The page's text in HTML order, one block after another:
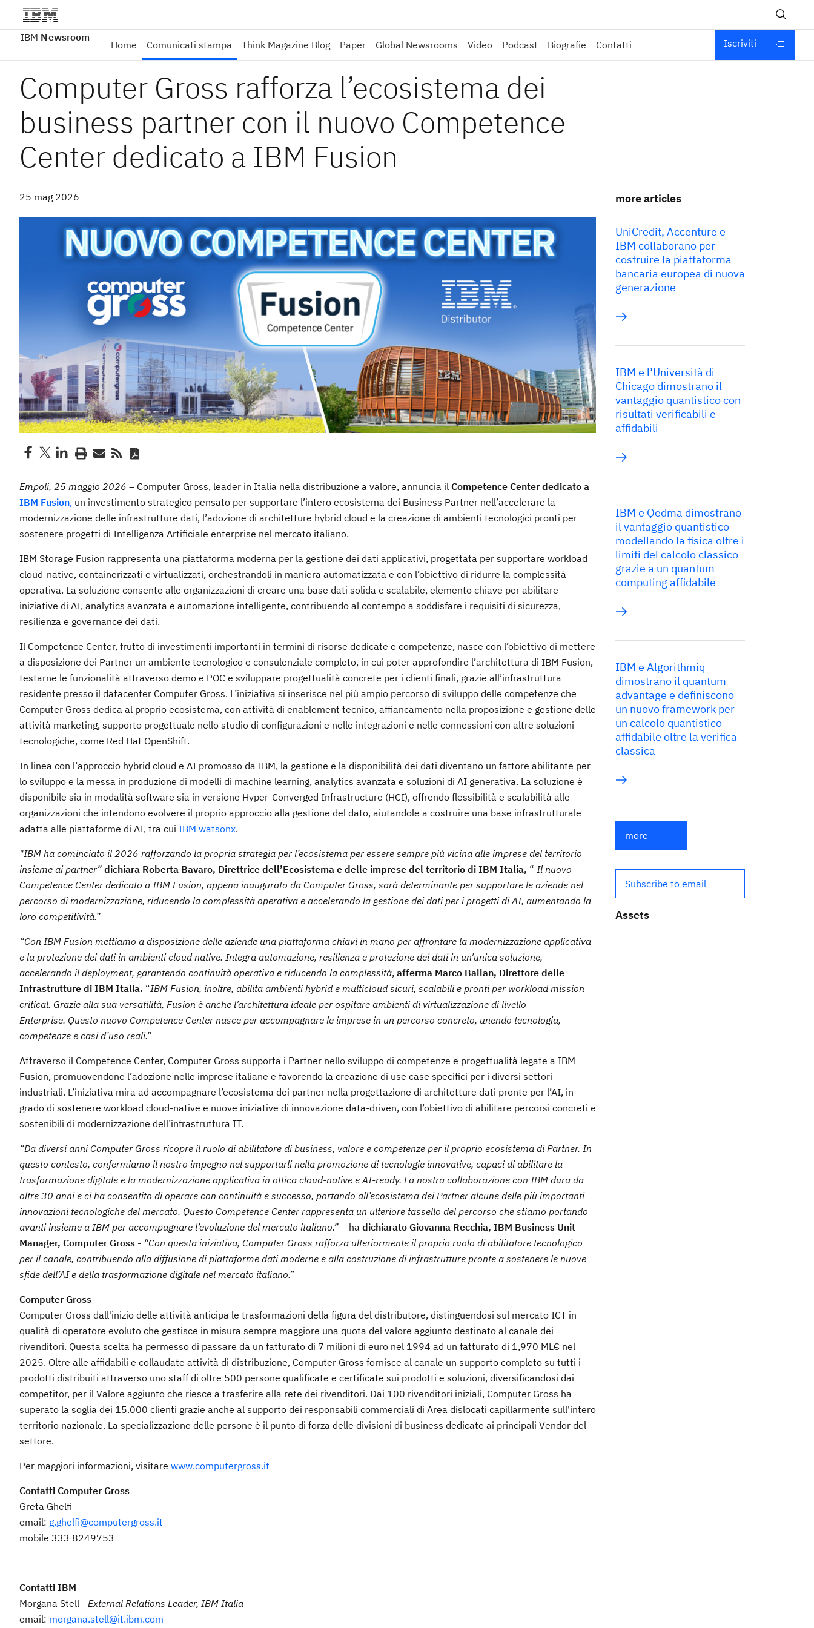
IBM Newsroom
Home Comunicati stampa Think Magazine Blog Paper Global Newsrooms Video Podcast Biografie Contatti Iscriviti
Computer Gross rafforza l’ecosistema dei
business partner con il nuovo Competence
Center dedicato a IBM Fusion
25 mag 2026
Empoli, 25 maggio 2026 – Computer Gross, leader in Italia nella distribuzione a valore, annuncia il Competence Center dedicato a
IBM Fusion, un investimento strategico pensato per supportare l’intero ecosistema dei Business Partner nell’accelerare la
modernizzazione delle infrastrutture dati, l’adozione di architetture hybrid cloud e la creazione di ambienti tecnologici pronti per
sostenere progetti di Intelligenza Artificiale enterprise nel mercato italiano.
IBM Storage Fusion rappresenta una piattaforma moderna per la gestione dei dati applicativi, progettata per supportare workload
cloud-native, containerizzati e virtualizzati, orchestrandoli in maniera automatizzata e con l’obiettivo di ridurre la complessità
operativa. La soluzione consente alle organizzazioni di creare una base dati solida e scalabile, elemento chiave per abilitare
iniziative di AI, analytics avanzata e automazione intelligente, contribuendo al contempo a soddisfare i requisiti di sicurezza,
resilienza e governance dei dati.
Il Competence Center, frutto di investimenti importanti in termini di risorse dedicate e competenze, nasce con l’obiettivo di mettere
a disposizione dei Partner un ambiente tecnologico e consulenziale completo, in cui poter approfondire l’architettura di IBM Fusion,
testarne le funzionalità attraverso demo e POC e sviluppare progettualità concrete per i clienti finali, grazie all’infrastruttura
residente presso il datacenter Computer Gross. L’iniziativa si inserisce nel più ampio percorso di sviluppo delle competenze che
Computer Gross dedica al proprio ecosistema, con attività di enablement tecnico, affiancamento nella proposizione e gestione delle
attività marketing, supporto progettuale nello studio di configurazioni e nelle integrazioni e nelle connessioni con altre soluzioni
tecnologiche, come Red Hat OpenShift.
In linea con l’approccio hybrid cloud e AI promosso da IBM, la gestione e la disponibilità dei dati diventano un fattore abilitante per
lo sviluppo e la messa in produzione di modelli di machine learning, analytics avanzata e soluzioni di AI generativa. La soluzione è
disponibile sia in modalità software sia in versione Hyper-Converged Infrastructure (HCI), offrendo flessibilità e scalabilità alle
organizzazioni che intendono evolvere il proprio approccio alla gestione del dato, aiutandole a costruire una base infrastrutturale
adatta alle piattaforme di AI, tra cui IBM watsonx.
"IBM ha cominciato il 2026 rafforzando la propria strategia per l’ecosistema per essere sempre più vicina alle imprese del territorio
insieme ai partner” dichiara Roberta Bavaro, Direttrice dell’Ecosistema e delle imprese del territorio di IBM Italia, “ Il nuovo
Competence Center dedicato a IBM Fusion, appena inaugurato da Computer Gross, sarà determinante per supportare le aziende nel
percorso di modernizzazione, riducendo la complessità operativa e accelerando la gestione dei dati per i progetti di AI, aumentando la
loro competitività.”
“Con IBM Fusion mettiamo a disposizione delle aziende una piattaforma chiavi in mano per affrontare la modernizzazione applicativa
e la protezione dei dati in ambienti cloud native. Integra automazione, resilienza e protezione dei dati in un’unica soluzione,
accelerando il deployment, garantendo continuità operativa e riducendo la complessità, afferma Marco Ballan, Direttore delle
Infrastrutture di IBM Italia. “IBM Fusion, inoltre, abilita ambienti hybrid e multicloud sicuri, scalabili e pronti per workload mission
critical. Grazie alla sua versatilità, Fusion è anche l’architettura ideale per ospitare ambienti di virtualizzazione di livello
Enterprise. Questo nuovo Competence Center nasce per accompagnare le imprese in un percorso concreto, unendo tecnologia,
competenze e casi d’uso reali.”
Attraverso il Competence Center, Computer Gross supporta i Partner nello sviluppo di competenze e progettualità legate a IBM
Fusion, promuovendone l’adozione nelle imprese italiane e favorendo la creazione di use case specifici per i diversi settori
industriali. L’iniziativa mira ad accompagnare l’ecosistema dei partner nella progettazione di architetture dati pronte per l’AI, in
grado di sostenere workload cloud-native e nuove iniziative di innovazione data-driven, con l’obiettivo di abilitare percorsi concreti e
sostenibili di modernizzazione dell’infrastruttura IT.
“Da diversi anni Computer Gross ricopre il ruolo di abilitatore di business, valore e competenze per il proprio ecosistema di Partner. In
questo contesto, confermiamo il nostro impegno nel supportarli nella promozione di tecnologie innovative, capaci di abilitare la
trasformazione digitale e la modernizzazione applicativa in ottica cloud-native e AI-ready. La nostra collaborazione con IBM dura da
oltre 30 anni e ci ha consentito di operare con continuità e successo, portando all’ecosistema dei Partner alcune delle più importanti
innovazioni tecnologiche del mercato. Questo Competence Center rappresenta un ulteriore tassello del percorso che stiamo portando
avanti insieme a IBM per accompagnare l’evoluzione del mercato italiano.” – ha dichiarato Giovanna Recchia, IBM Business Unit
Manager, Computer Gross - “Con questa iniziativa, Computer Gross rafforza ulteriormente il proprio ruolo di abilitatore tecnologico
per il canale, contribuendo alla diffusione di piattaforme dati moderne e alla costruzione di infrastrutture pronte a sostenere le nuove
sfide dell’AI e della trasformazione digitale nel mercato italiano.”
Computer Gross
Computer Gross dall'inizio delle attività anticipa le trasformazioni della figura del distributore, distinguendosi sul mercato ICT in
qualità di operatore evoluto che gestisce in misura sempre maggiore una quota del valore aggiunto destinato al canale dei
rivenditori. Questa scelta ha permesso di passare da un fatturato di 7 milioni di euro nel 1994 ad un fatturato di 1,970 ML€ nel
2025. Oltre alle affidabili e collaudate attività di distribuzione, Computer Gross fornisce al canale un supporto completo su tutti i
prodotti distribuiti attraverso uno staff di oltre 500 persone qualificate e certificate sui prodotti e soluzioni, diversificandosi dai
competitor, per il Valore aggiunto che riesce a trasferire alla rete dei rivenditori. Dai 100 rivenditori iniziali, Computer Gross ha
superato la soglia dei 15.000 clienti grazie anche al supporto dei responsabili commerciali di Area dislocati capillarmente sull'intero
territorio nazionale. La specializzazione delle persone è il punto di forza delle divisioni di business dedicate ai principali Vendor del
settore.
Per maggiori informazioni, visitare www.computergross.it
Contatti Computer Gross
Greta Ghelfi
email: g.ghelfi@computergross.it
mobile 333 8249753
Contatti IBM
Morgana Stell - External Relations Leader, IBM Italia
email: morgana.stell@it.ibm.com
more articles
UniCredit, Accenture e
IBM collaborano per
costruire la piattaforma
bancaria europea di nuova
generazione
IBM e l’Università di
Chicago dimostrano il
vantaggio quantistico con
risultati verificabili e
affidabili
IBM e Qedma dimostrano
il vantaggio quantistico
modellando la fisica oltre i
limiti del calcolo classico
grazie a un quantum
computing affidabile
IBM e Algorithmiq
dimostrano il quantum
advantage e definiscono
un nuovo framework per
un calcolo quantistico
affidabile oltre la verifica
classica
more
Subscribe to email
Assets